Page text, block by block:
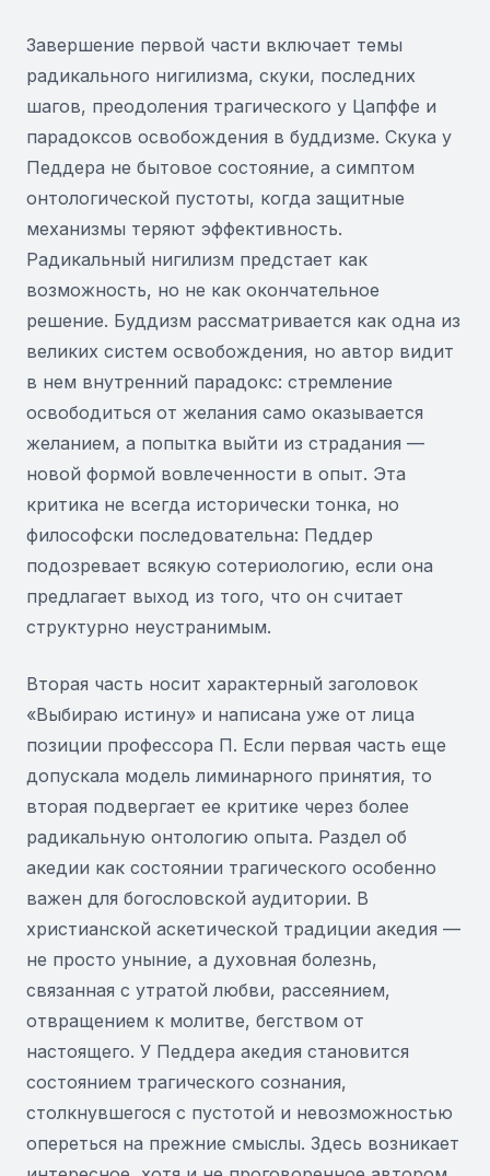
Завершение первой части включает темы
радикального нигилизма, скуки, последних
шагов, преодоления трагического у Цапффе и
парадоксов освобождения в буддизме. Скука у
Педдера не бытовое состояние, а симптом
онтологической пустоты, когда защитные
механизмы теряют эффективность.
Радикальный нигилизм предстает как
возможность, но не как окончательное
решение. Буддизм рассматривается как одна из
великих систем освобождения, но автор видит
в нем внутренний парадокс: стремление
освободиться от желания само оказывается
желанием, а попытка выйти из страдания —
новой формой вовлеченности в опыт. Эта
критика не всегда исторически тонка, но
философски последовательна: Педдер
подозревает всякую сотериологию, если она
предлагает выход из того, что он считает
структурно неустранимым.
Вторая часть носит характерный заголовок
«Выбираю истину» и написана уже от лица
позиции профессора П. Если первая часть еще
допускала модель лиминарного принятия, то
вторая подвергает ее критике через более
радикальную онтологию опыта. Раздел об
акедии как состоянии трагического особенно
важен для богословской аудитории. В
христианской аскетической традиции акедия —
не просто уныние, а духовная болезнь,
связанная с утратой любви, рассеянием,
отвращением к молитве, бегством от
настоящего. У Педдера акедия становится
состоянием трагического сознания,
столкнувшегося с пустотой и невозможностью
опереться на прежние смыслы. Здесь возникает